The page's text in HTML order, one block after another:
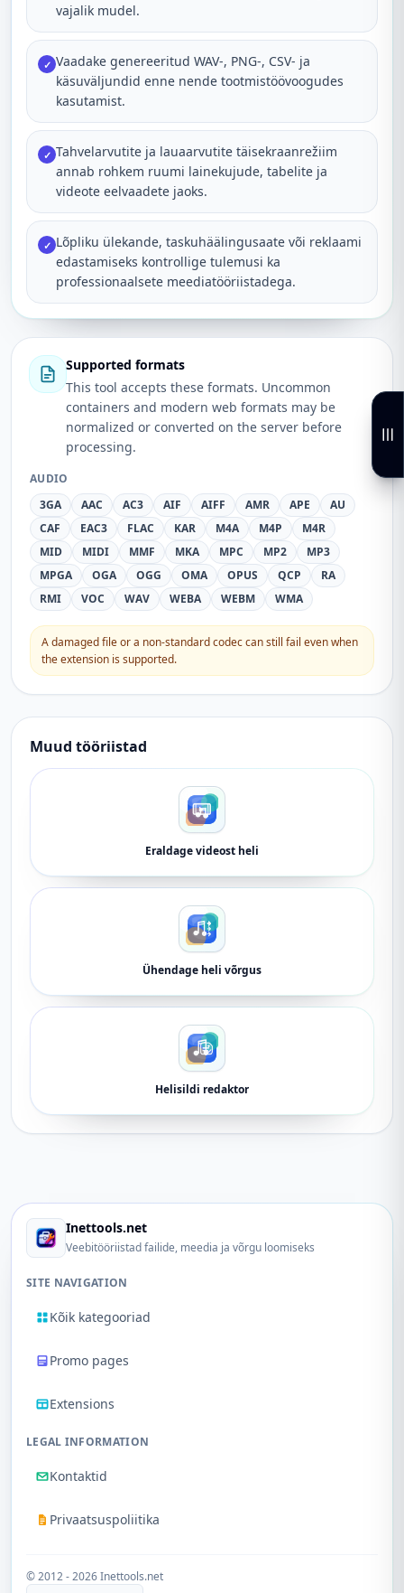
vajalik mudel.
✓ Vaadake genereeritud WAV-, PNG-, CSV- ja
käsuväljundid enne nende tootmistöövoogudes
kasutamist.
✓ Tahvelarvutite ja lauaarvutite täisekraanrežiim
annab rohkem ruumi lainekujude, tabelite ja
videote eelvaadete jaoks.
✓ Lõpliku ülekande, taskuhäälingusaate või reklaami
edastamiseks kontrollige tulemusi ka
professionaalsete meediatööriistadega.
Supported formats
This tool accepts these formats. Uncommon
containers and modern web formats may be
normalized or converted on the server before
processing.
AUDIO
3GA
AAC AC3 AIF AIFF AMR APE
AU
CAF
EAC3 FLAC KAR M4A M4P
M4R
MID
MIDI MMF MKA MPC MP2
MP3
MPGA
OGA OGG OMA OPUS QCP
RA
RMI
VOC WAV WEBA WEBM WMA
A damaged file or a non-standard codec can still fail even when
the extension is supported.
Muud tööriistad
Eraldage videost heli
Ühendage heli võrgus
Helisildi redaktor
Inettools.net
Veebitööriistad failide, meedia ja võrgu loomiseks
SITE NAVIGATION
Kõik kategooriad
Promo pages
Extensions
LEGAL INFORMATION
Kontaktid
Privaatsuspoliitika
© 2012 - 2026 Inettools.net